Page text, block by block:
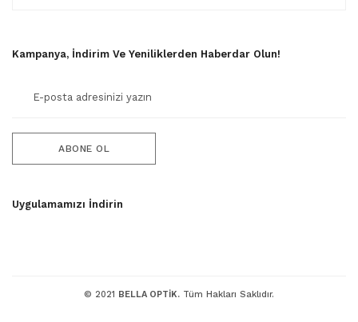
Kampanya, İndirim Ve Yeniliklerden Haberdar Olun!
ABONE OL
Uygulamamızı İndirin
© 2021 BELLA OPTİK. Tüm Hakları Saklıdır.